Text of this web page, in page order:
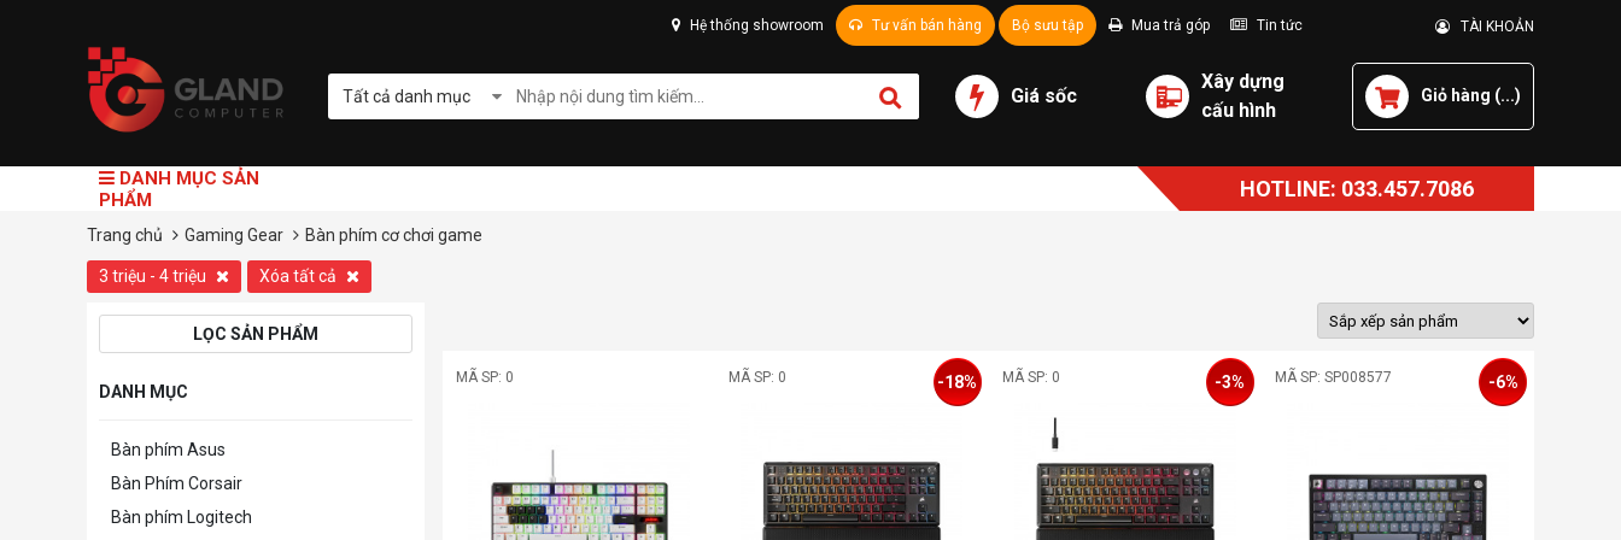
Hệ thống showroom Tư vấn bán hàng Bộ sưu tập Mua trả góp Tin tức TÀI KHOẢN
Tất cả danh mục Giá sốc
Xây dựng
cấu hình
Giỏ hàng (...)
DANH MỤC SẢN
PHẨM
HOTLINE: 033.457.7086
Trang chủ Gaming Gear Bàn phím cơ chơi game
3 triệu - 4 triệu Xóa tất cả
LỌC SẢN PHẨM
DANH MỤC
Bàn phím Asus
Bàn Phím Corsair
Bàn phím Logitech
MÃ SP: 0 MÃ SP: 0 -18% MÃ SP: 0 -3% MÃ SP: SP008577 -6%